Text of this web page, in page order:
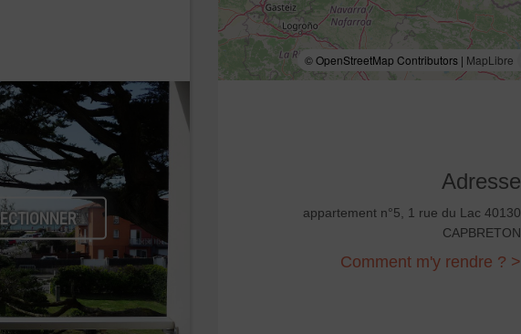
© OpenStreetMap Contributors | MapLibre
Adresse
appartement n°5, 1 rue du Lac 40130
CAPBRETON
Comment m'y rendre ? >